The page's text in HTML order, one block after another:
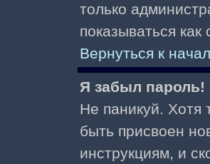
только
показываться
Вернуться к
Я забыл пароль!
Не паникуй. Хотя
быть присвоен
инструкциям, и